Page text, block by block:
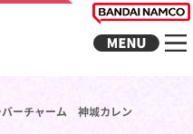
ーチャーム 神城カレン